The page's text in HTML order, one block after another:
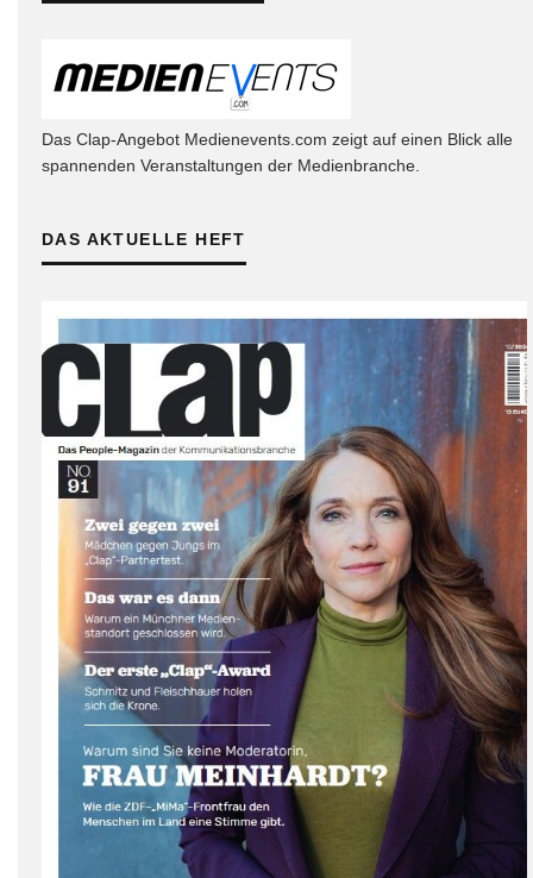
Das Clap-Angebot Medienevents.com zeigt auf einen Blick alle
spannenden Veranstaltungen der Medienbranche.
DAS AKTUELLE HEFT